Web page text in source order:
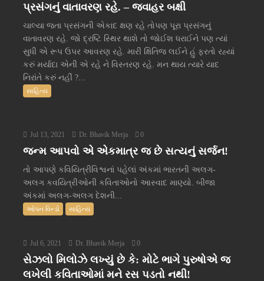
પ્રસંગનું વાતાવરણ રહે. – જવાહર બક્ષી
ચાલ્યા જતા પ્રસંગની એકાદ ક્ષણ રહે તોપણ પૂરા પ્રસંગનું
વાતાવરણ રહે. જો દ્રષ્ટિ સ્થિર થાશે તો જોઈશ ધરાઈને પણ ત્યાં
સુધી એ રૂપ ઉપર આવરણ રહે. મારી ક્ષિતિજ લઈને હું ફરતો રહ્યાં
કરું મર્યાદા એની એ રહે ને વિસ્તરણ રહે. મન થાય ત્યારે યાદ
નિરાંતે કરું નહીં ?...
સાહિત્ય
Jul 13, 2021 Dr. Bhavik Merja 0
જન્મ આપવો એ એકમાત્ર જ છે સત્યનું સર્જન!
તો આપણે કવિયિત્રીવિશ્વનાં પહેલાં અંકમાં ભારતની અલગ-
અલગ કવયિત્રીઓની કવિતાઓનો આસ્વાદ માણ્યો. બીજા
અંકમાં અલગ-અલગ દેશની...
ઓપન વિન્ડો સાહિત્ય
Jul 6, 2021 Dr. Bhavik Merja 0
સેઝલો મિલોઝે લખ્યું છે કે: મોટે ભાગે પુરુષોએ જ
લખેલી કવિતાઓમાં મને રસ પડતો નથી!